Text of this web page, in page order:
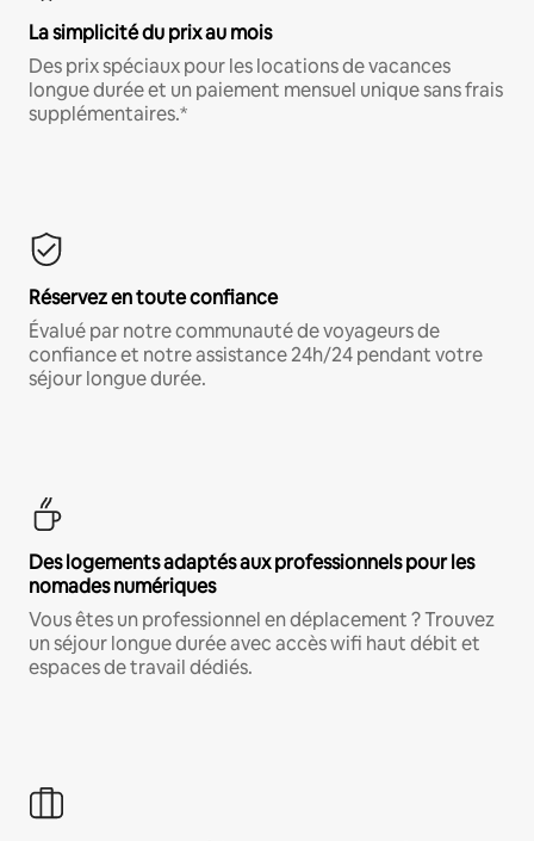
La simplicité du prix au mois
Des prix spéciaux pour les locations de vacances
longue durée et un paiement mensuel unique sans frais
supplémentaires.*
Réservez en toute confiance
Évalué par notre communauté de voyageurs de
confiance et notre assistance 24h/24 pendant votre
séjour longue durée.
Des logements adaptés aux professionnels pour les
nomades numériques
Vous êtes un professionnel en déplacement ? Trouvez
un séjour longue durée avec accès wifi haut débit et
espaces de travail dédiés.